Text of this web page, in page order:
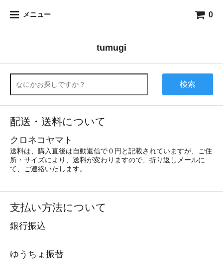
メニュー 0
tumugi
検索
配送・送料について
クロネコヤマト
送料は、購入直後は自動返信で０円と記載されていますが、ご住
所・サイズにより、送料が変わりますので、折り返しメールに
て、ご連絡いたします。
支払い方法について
銀行振込
ゆうちょ振替